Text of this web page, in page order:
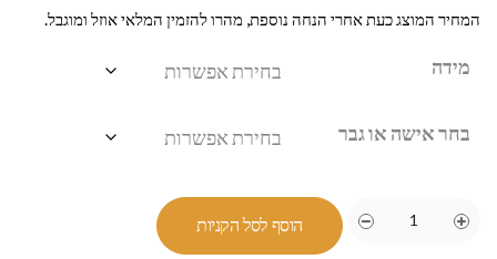
המחיר המוצג כעת אחרי הנחה נוספת, מהרו להזמין המלאי אוזל ומוגבל.
מידה
בחר אישה או גבר
הוסף לסל הקניות